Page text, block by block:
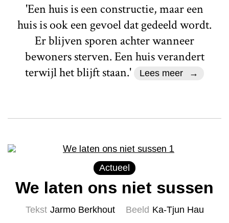
'Een huis is een constructie, maar een
huis is ook een gevoel dat gedeeld wordt.
Er blijven sporen achter wanneer
bewoners sterven. Een huis verandert
terwijl het blijft staan.'
Lees meer
Actueel
We laten ons niet sussen
Tekst Jarmo Berkhout Beeld Ka-Tjun Hau